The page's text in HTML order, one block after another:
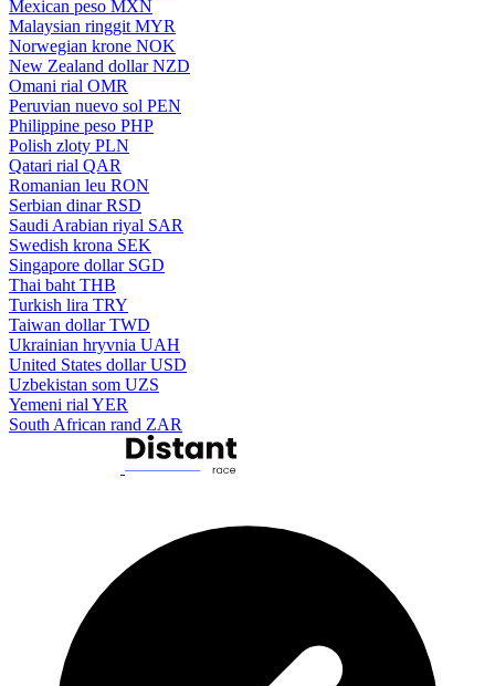
Mexican peso MXN
Malaysian ringgit MYR
Norwegian krone NOK
New Zealand dollar NZD
Omani rial OMR
Peruvian nuevo sol PEN
Philippine peso PHP
Polish zloty PLN
Qatari rial QAR
Romanian leu RON
Serbian dinar RSD
Saudi Arabian riyal SAR
Swedish krona SEK
Singapore dollar SGD
Thai baht THB
Turkish lira TRY
Taiwan dollar TWD
Ukrainian hryvnia UAH
United States dollar USD
Uzbekistan som UZS
Yemeni rial YER
South African rand ZAR